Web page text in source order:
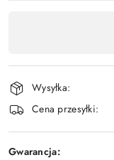
płatność
i
dostawa
Wysyłka:
Cena przesyłki:
Gwarancja: